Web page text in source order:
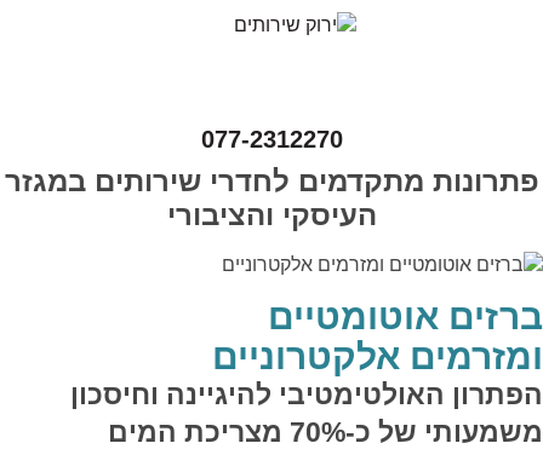
077-2312270
פתרונות מתקדמים לחדרי שירותים במגזר
העיסקי והציבורי
ברזים אוטומטיים
ומזרמים אלקטרוניים
הפתרון האולטימטיבי להיגיינה וחיסכון
משמעותי של כ-70% מצריכת המים